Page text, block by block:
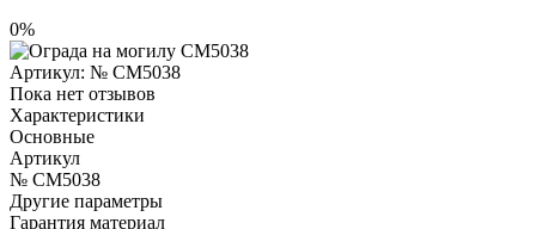
0%
Артикул: № CM5038
Пока нет отзывов
Характеристики
Основные
Артикул
№ CM5038
Другие параметры
Гарантия материал